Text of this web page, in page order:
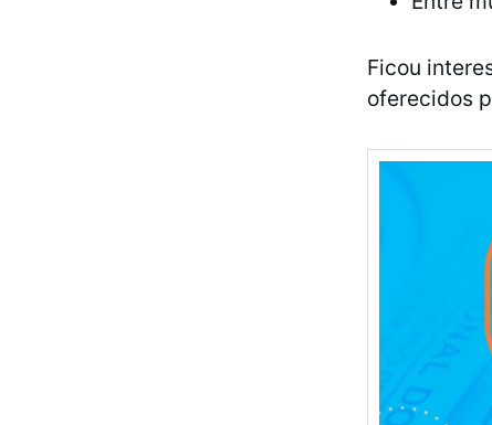
Ficou
oferecidos